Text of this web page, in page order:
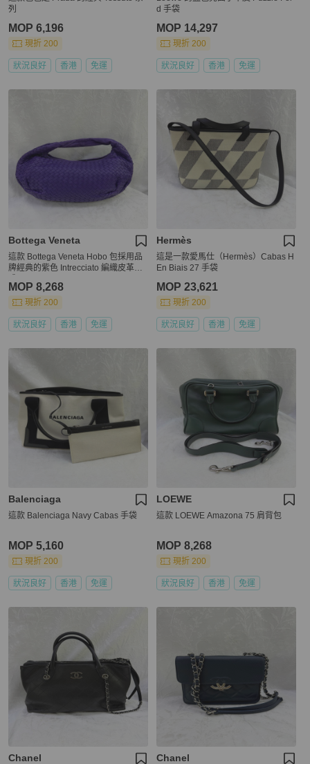
列
MOP 6,196
現折 200
狀況良好 香港 免運
d 手袋
MOP 14,297
現折 200
狀況良好 香港 免運
Bottega Veneta
這款 Bottega Veneta Hobo 包採用品
牌經典的紫色 Intrecciato 編織皮革製
MOP 8,268
現折 200
狀況良好 香港 免運
Hermès
這是一款愛馬仕（Hermès）Cabas H
En Biais 27 手袋
MOP 23,621
現折 200
狀況良好 香港 免運
Balenciaga
這款 Balenciaga Navy Cabas 手袋
MOP 5,160
現折 200
狀況良好 香港 免運
LOEWE
這款 LOEWE Amazona 75 肩背包
MOP 8,268
現折 200
狀況良好 香港 免運
Chanel Chanel